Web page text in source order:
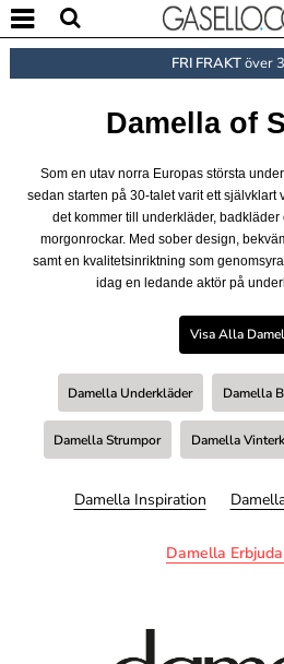
FRI FRAKTöver
Damella of
Som en utav norra Europas största
sedan starten på 30-talet varit ett självklart
det kommer till underkläder,
morgonrockar. Med sober design,
samt en kvalitetsinriktning som
idag en ledande aktör på
Visa Alla
Damella Underkläder Damella
Damella Strumpor Damella
Damella Inspiration
Damella